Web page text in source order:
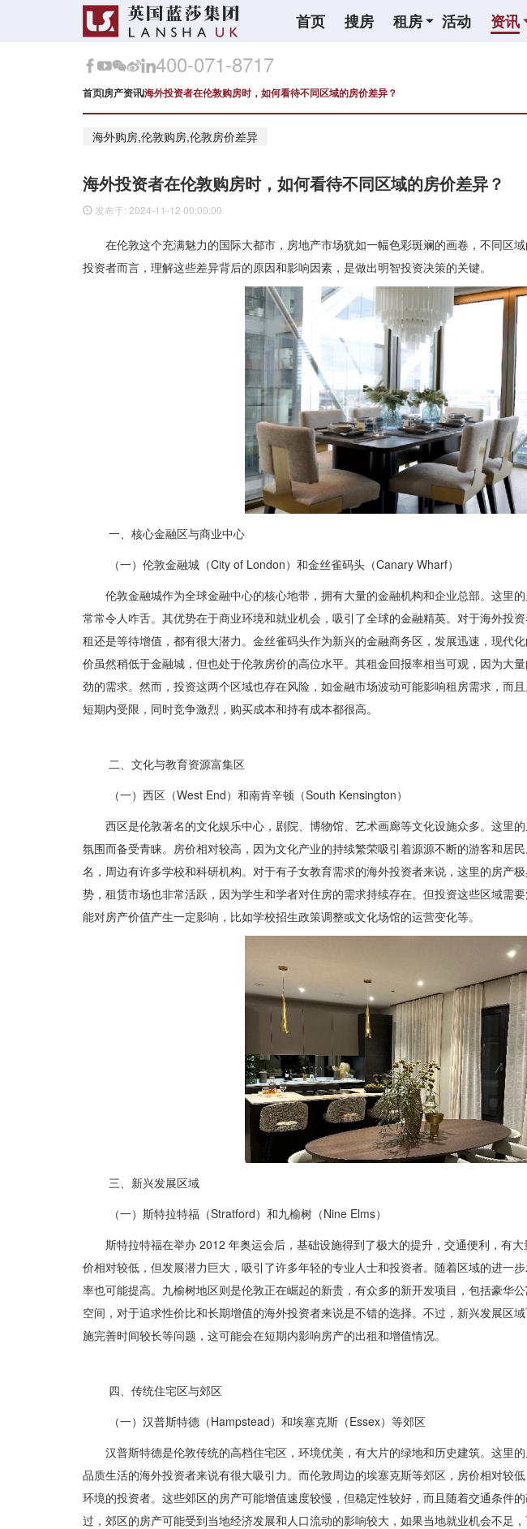
首页 搜房 租房 活动 资讯
400-071-8717
首页房产资讯海外投资者在伦敦购房时，如何看待不同区域的房价差异？
海外购房,伦敦购房,伦敦房价差异
海外投资者在伦敦购房时，如何看待不同区域的房价差异？
发布于: 2024-11-12 00:00:00
在伦敦这个充满魅力的国际大都市，房地产市场犹如一幅色彩斑斓的画卷，不同区
投资者而言，理解这些差异背后的原因和影响因素，是做出明智投资决策的关键。
一、核心金融区与商业中心
（一）伦敦金融城（City of London）和金丝雀码头（Canary Wharf）
伦敦金融城作为全球金融中心的核心地带，拥有大量的金融机构和企业总部。这里
常常令人咋舌。其优势在于商业环境和就业机会，吸引了全球的金融精英。对于海外投
租还是等待增值，都有很大潜力。金丝雀码头作为新兴的金融商务区，发展迅速，现代
价虽然稍低于金融城，但也处于伦敦房价的高位水平。其租金回报率相当可观，因为大
劲的需求。然而，投资这两个区域也存在风险，如金融市场波动可能影响租房需求，而
短期内受限，同时竞争激烈，购买成本和持有成本都很高。
二、文化与教育资源富集区
（一）西区（West End）和南肯辛顿（South Kensington）
西区是伦敦著名的文化娱乐中心，剧院、博物馆、艺术画廊等文化设施众多。这里
氛围而备受青睐。房价相对较高，因为文化产业的持续繁荣吸引着源源不断的游客和居
名，周边有许多学校和科研机构。对于有子女教育需求的海外投资者来说，这里的房产
势，租赁市场也非常活跃，因为学生和学者对住房的需求持续存在。但投资这些区域需
能对房产价值产生一定影响，比如学校招生政策调整或文化场馆的运营变化等。
三、新兴发展区域
（一）斯特拉特福（Stratford）和九榆树（Nine Elms）
斯特拉特福在举办 2012 年奥运会后，基础设施得到了极大的提升，交通便利，有
价相对较低，但发展潜力巨大，吸引了许多年轻的专业人士和投资者。随着区域的进一
率也可能提高。九榆树地区则是伦敦正在崛起的新贵，有众多的新开发项目，包括豪华
空间，对于追求性价比和长期增值的海外投资者来说是不错的选择。不过，新兴发展区
施完善时间较长等问题，这可能会在短期内影响房产的出租和增值情况。
四、传统住宅区与郊区
（一）汉普斯特德（Hampstead）和埃塞克斯（Essex）等郊区
汉普斯特德是伦敦传统的高档住宅区，环境优美，有大片的绿地和历史建筑。这里
品质生活的海外投资者来说有很大吸引力。而伦敦周边的埃塞克斯等郊区，房价相对较
环境的投资者。这些郊区的房产可能增值速度较慢，但稳定性较好，而且随着交通条件
过，郊区的房产可能受到当地经济发展和人口流动的影响较大，如果当地就业机会不足，